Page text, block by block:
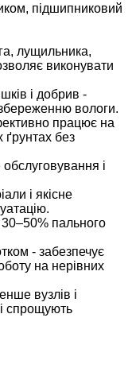
підшипниковий
лущильника,
виконувати
і добрив -
вологи.
працює на
ґрунтах без
обслуговування і
і якісне
пального
- забезпечує
на нерівних
вузлів і
спрощують